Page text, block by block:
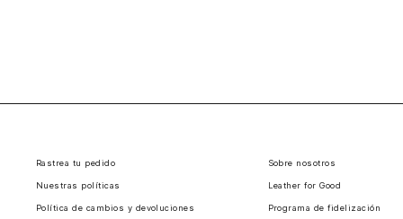
Rastrea tu pedido
Nuestras políticas
Política de cambios y devoluciones
Sobre nosotros
Leather for Good
Programa de fidelización